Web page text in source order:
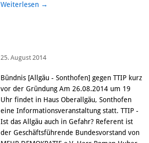
Weiterlesen →
25. August 2014
Bündnis [Allgäu - Sonthofen] gegen TTIP kurz
vor der Gründung Am 26.08.2014 um 19
Uhr findet in Haus Oberallgäu, Sonthofen
eine Informationsveranstaltung statt. TTIP -
Ist das Allgäu auch in Gefahr? Referent ist
der Geschäftsführende Bundesvorstand von